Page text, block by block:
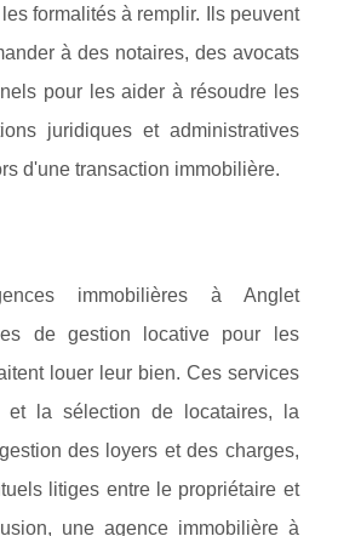
formalités à remplir. Ils peuvent
à des notaires, des avocats
pour les aider à résoudre les
juridiques et administratives
d'une transaction immobilière.
immobilières à Anglet
de gestion locative pour les
louer leur bien. Ces services
et la sélection de locataires, la
des loyers et des charges,
litiges entre le propriétaire et
une agence immobilière à